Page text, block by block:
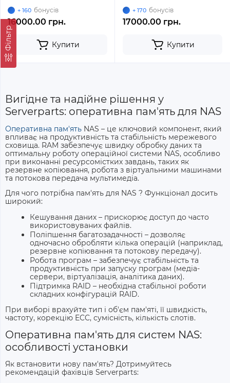
Фільтр
SODIMM ECC Small Outline
+ 160 бонусів
16000.00 грн.
Купити
Small Outline
+ 170 бонусів
17000.00 грн.
Купити
Вигідне та надійне рішення у
Serverparts: оперативна пам'ять для NAS
Оперативна пам'ять NAS – це ключовий компонент, який
впливає на продуктивність та стабільність мережевого
сховища. RAM забезпечує швидку обробку даних та
оптимальну роботу операційної системи NAS, особливо
при виконанні ресурсомістких завдань, таких як
резервне копіювання, робота з віртуальними машинами
та потокова передача мультимедіа.
Для чого потрібна пам'ять для NAS ? Функціонал досить
широкий:
Кешування даних – прискорює доступ до часто
використовуваних файлів.
Поліпшення багатозадачності – дозволяє
одночасно обробляти кілька операцій (наприклад,
резервне копіювання та потокову передачу).
Робота програм – забезпечує стабільність та
продуктивність при запуску програм (медіа-
сервери, віртуалізація, аналітика даних).
Підтримка RAID – необхідна стабільної роботи
складних конфігурацій RAID.
При виборі врахуйте тип і об'єм пам'яті, її швидкість,
частоту, корекцію ECC, сумісність, кількість слотів.
Оперативна пам'ять для систем NAS:
особливості установки
Як встановити нову пам'ять? Дотримуйтесь
рекомендацій фахівців Serverparts: